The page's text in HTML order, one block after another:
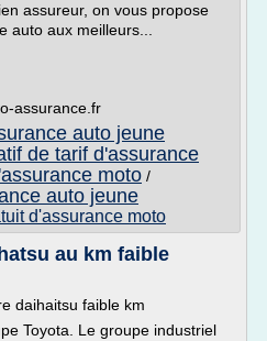
assureur, on vous propose
auto aux meilleurs...
assurance.fr
auto jeune
de tarif d'assurance
moto /
auto jeune
d'assurance moto
au km faible
daihaitsu faible km
Toyota. Le groupe industriel